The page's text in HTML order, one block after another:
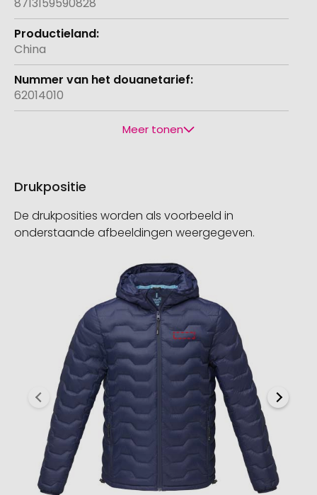
China
62014010
Meer tonen
Drukpositie
De drukposities worden als voorbeeld in
onderstaande afbeeldingen weergegeven.